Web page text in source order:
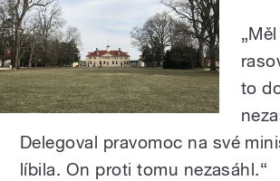
to
Delegoval pravomoc na své
líbila. On proti tomu nezasáhl.“